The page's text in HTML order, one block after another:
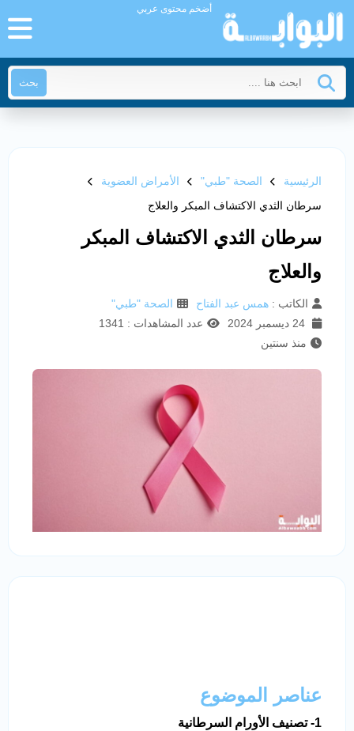
أضخم محتوى عربي
بحث
الرئيسية الصحة "طبي"
الأمراض العضوية
سرطان الثدي الاكتشاف المبكر والعلاج
سرطان الثدي الاكتشاف المبكر
والعلاج
الكاتب : همس عبد الفتاح
الصحة "طبي"
عدد المشاهدات : 1341
منذ سنتين
عناصر الموضوع
1- تصنيف الأورام السرطانية